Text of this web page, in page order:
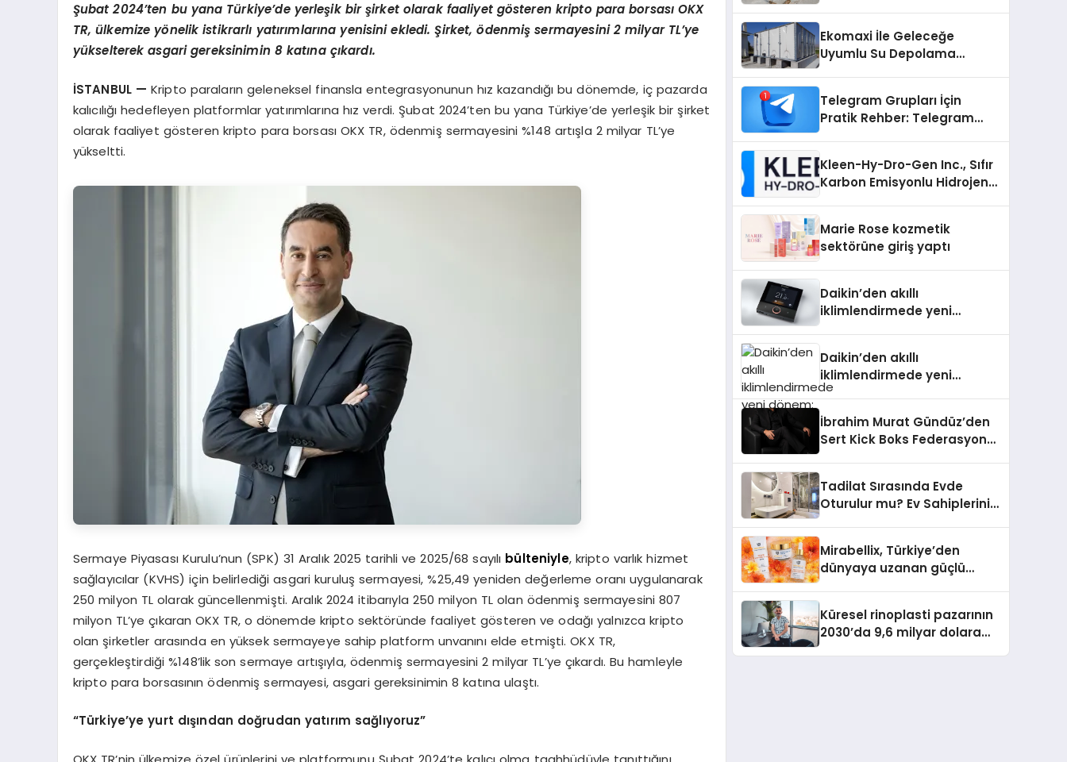
Şubat 2024’ten bu yana Türkiye’de yerleşik bir şirket olarak faaliyet gösteren kripto para borsası OKX
TR, ülkemize yönelik istikrarlı yatırımlarına yenisini ekledi. Şirket, ödenmiş sermayesini 2 milyar TL’ye
yükselterek asgari gereksinimin 8 katına çıkardı.
İSTANBUL — Kripto paraların geleneksel finansla entegrasyonunun hız kazandığı bu dönemde, iç pazarda
kalıcılığı hedefleyen platformlar yatırımlarına hız verdi. Şubat 2024’ten bu yana Türkiye’de yerleşik bir şirket
olarak faaliyet gösteren kripto para borsası OKX TR, ödenmiş sermayesini %148 artışla 2 milyar TL’ye
yükseltti.
Sermaye Piyasası Kurulu’nun (SPK) 31 Aralık 2025 tarihli ve 2025/68 sayılı bülteniyle, kripto varlık hizmet
sağlayıcılar (KVHS) için belirlediği asgari kuruluş sermayesi, %25,49 yeniden değerleme oranı uygulanarak
250 milyon TL olarak güncellenmişti. Aralık 2024 itibarıyla 250 milyon TL olan ödenmiş sermayesini 807
milyon TL’ye çıkaran OKX TR, o dönemde kripto sektöründe faaliyet gösteren ve odağı yalnızca kripto
olan şirketler arasında en yüksek sermayeye sahip platform unvanını elde etmişti. OKX TR,
gerçekleştirdiği %148’lik son sermaye artışıyla, ödenmiş sermayesini 2 milyar TL’ye çıkardı. Bu hamleyle
kripto para borsasının ödenmiş sermayesi, asgari gereksinimin 8 katına ulaştı.
“Türkiye’ye yurt dışından doğrudan yatırım sağlıyoruz”
Ekomaxi İle Geleceğe
Uyumlu Su Depolama
Telegram Grupları İçin
Pratik Rehber: Telegram
Kleen-Hy-Dro-Gen Inc., Sıfır
Karbon Emisyonlu Hidrojen
Aldı
Marie Rose kozmetik
sektörüne giriş yaptı
Daikin’den akıllı
iklimlendirmede yeni
Daikin’den akıllı
iklimlendirmede yeni
dönem: Madoka Plus
İbrahim Murat Gündüz’den
Sert Kick Boks Federasyonu
Tadilat Sırasında Evde
Oturulur mu? Ev Sahiplerinin
Mirabellix, Türkiye’den
dünyaya uzanan güçlü
Küresel rinoplasti pazarının
2030’da 9,6 milyar dolara